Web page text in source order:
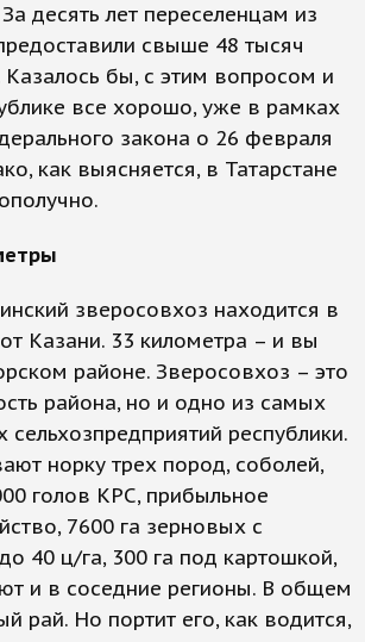
десять лет переселенцам из
свыше 48 тысяч
бы, с этим вопросом и
все хорошо, уже в рамках
закона о 26 февраля
как выясняется, в Татарстане
зверосовхоз находится в
Казани. 33 километра – и вы
районе. Зверосовхоз – это
района, но и одно из самых
республики.
норку трех пород, соболей,
голов КРС, прибыльное
7600 га зерновых с
40 ц/га, 300 га под картошкой,
и в соседние регионы. В общем
рай. Но портит его, как водится,